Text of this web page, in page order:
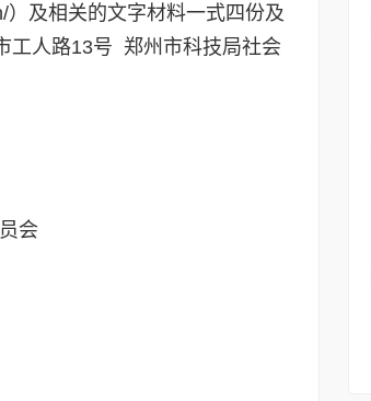
及相关的文字材料一式四份及
工人路13号 郑州市科技局社会
会